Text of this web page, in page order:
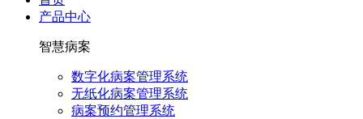
产品中心
智慧病案
数字化病案管理系统
无纸化病案管理系统
病案预约管理系统